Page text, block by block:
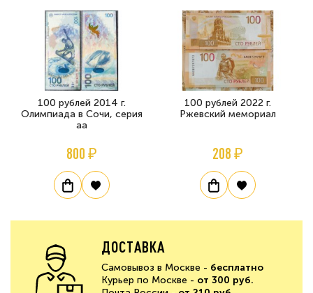
100 рублей 2014 г.
Олимпиада в Сочи, серия
аа
800 ₽
100 рублей 2022 г.
Ржевский мемориал
208 ₽
ДОСТАВКА
Самовывоз в Москве - бесплатно
Курьер по Москве - от 300 руб.